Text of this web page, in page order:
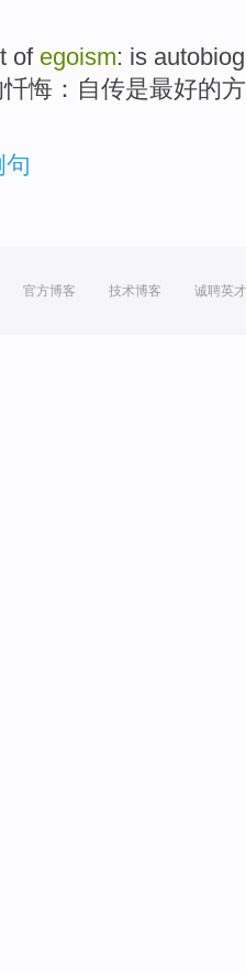
of egoism: is
忏悔 ： 自传是最好的
官方博客 技术博客 诚聘英才